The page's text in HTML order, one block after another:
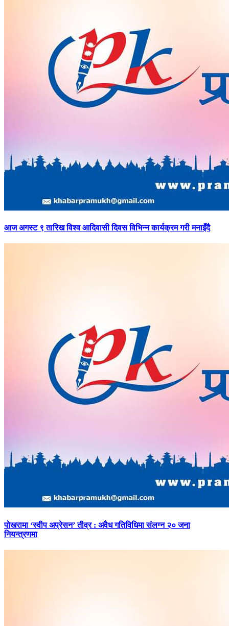
आजअगस्ट ९ तारिख विश्व आदिवासी दिवस विभिन्न कार्यक्रम गरी मनाइँदै
पोखरामा‘स्वीप अप्रेसन’ तीव्र : अवैध गतिविधिमा संलग्न २० जना
नियन्त्रणमा